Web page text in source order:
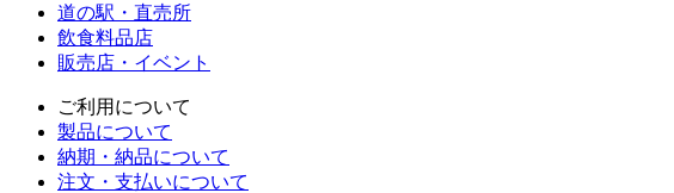
道の駅・直売所
飲食料品店
販売店・イベント
ご利用について
製品について
納期・納品について
注文・支払いについて